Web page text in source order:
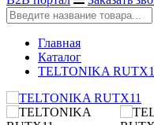
Главная
Каталог
TELTONIKA